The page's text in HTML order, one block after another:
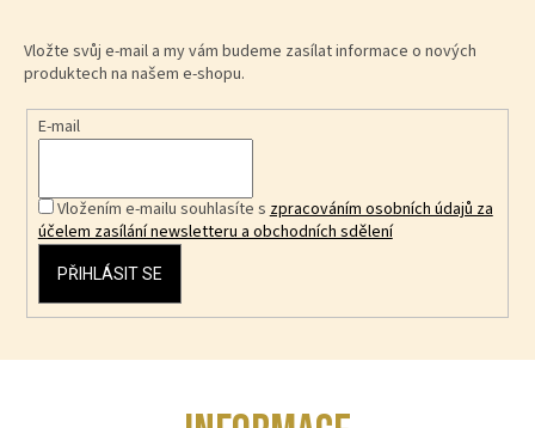
Vložte svůj e-mail a my vám budeme zasílat informace o nových
produktech na našem e-shopu.
E-mail
Vložením e-mailu souhlasíte szpracováním osobních údajů za
účelem zasílání newsletteru a obchodních sdělení
PŘIHLÁSIT SE